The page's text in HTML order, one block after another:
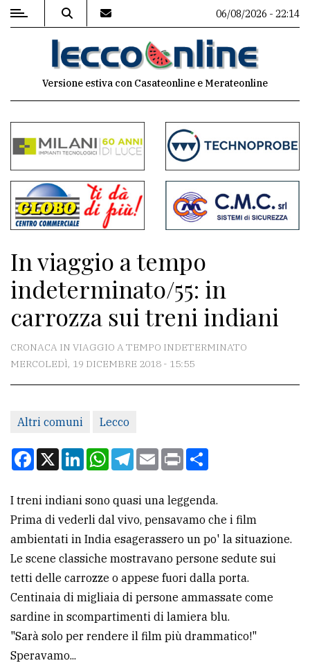
MENU
commenti
Contenuti
del
sito
Meteo
CONTATTI
La
redazione
Per
tua
CERCA
Cerca
per
comune
Ricerca
avanzata
06/08/2026 - 22:14
Versione estiva con Casateonline e Merateonline
In viaggio a tempo
indeterminato/55: in
carrozza sui treni indiani
CRONACA IN VIAGGIO A TEMPO INDETERMINATO
MERCOLEDÌ, 19 DICEMBRE 2018 - 15:55
Altri comuni Lecco
Facebook
X LinkedInWhatsApp
Telegram
EmailPrint
I treni indiani sono quasi una leggenda.
Prima di vederli dal vivo, pensavamo che i film
ambientati in India esagerassero un po' la situazione.
Le scene classiche mostravano persone sedute sui
tetti delle carrozze o appese fuori dalla porta.
Centinaia di migliaia di persone ammassate come
sardine in scompartimenti di lamiera blu.
"Sarà solo per rendere il film più drammatico!"
Speravamo...